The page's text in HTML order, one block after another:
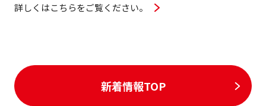
詳しくはこちらをご覧ください。
新着情報TOP